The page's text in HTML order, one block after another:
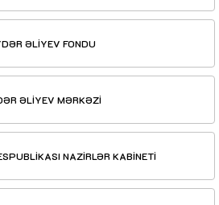
ƏLİYEV FONDU
ƏLİYEV MƏRKƏZİ
NAZİRLƏR KABİNETİ